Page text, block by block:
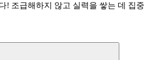
! 조급해하지 않고 실력을 쌓는 데 집중